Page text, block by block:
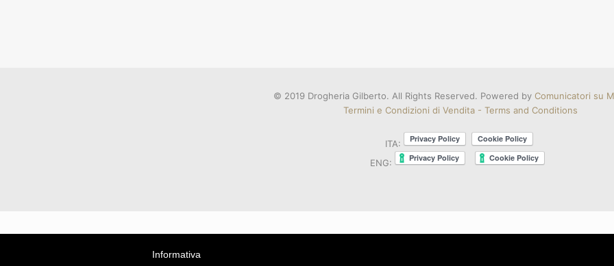
© 2019 Drogheria Gilberto. All Rights Reserved. Powered by Comunicatori su
Termini e Condizioni di Vendita - Terms and Conditions
ITA:
ENG:
Informativa